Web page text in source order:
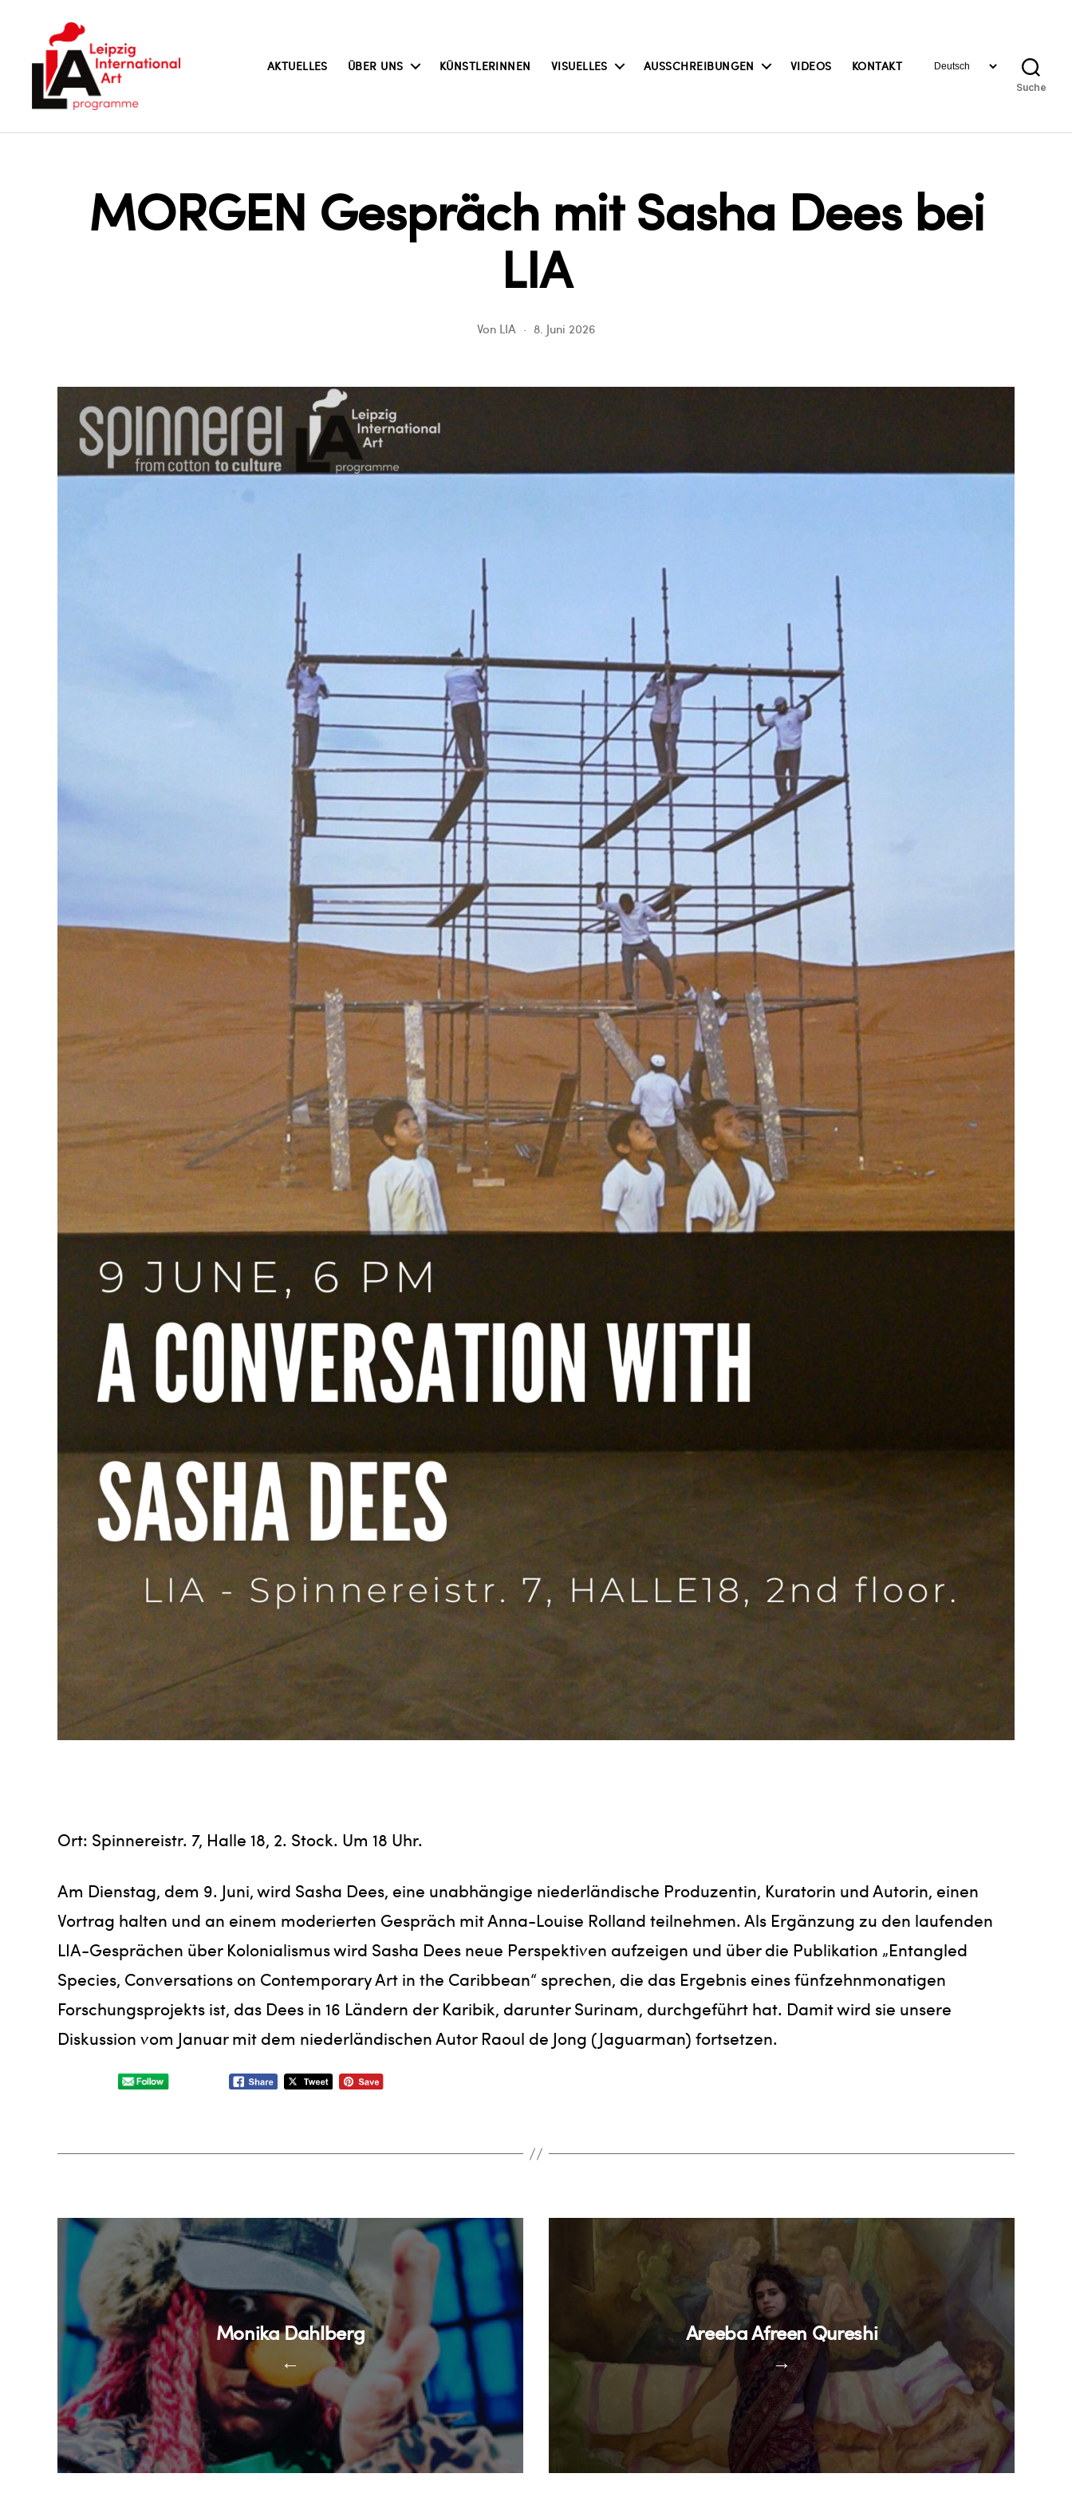
AKTUELLES ÜBER UNS KÜNSTLERINNEN VISUELLES AUSSCHREIBUNGEN VIDEOS KONTAKTSprache
Suche
MORGEN Gespräch mit Sasha Dees bei
LIA
Von LIA 8. Juni 2026
Ort: Spinnereistr. 7, Halle 18, 2. Stock. Um 18 Uhr.
Am Dienstag, dem 9. Juni, wird Sasha Dees, eine unabhängige niederländische Produzentin, Kuratorin und Autorin, einen
Vortrag halten und an einem moderierten Gespräch mit Anna-Louise Rolland teilnehmen. Als Ergänzung zu den laufenden
LIA-Gesprächen über Kolonialismus wird Sasha Dees neue Perspektiven aufzeigen und über die Publikation „Entangled
Species, Conversations on Contemporary Art in the Caribbean“ sprechen, die das Ergebnis eines fünfzehnmonatigen
Forschungsprojekts ist, das Dees in 16 Ländern der Karibik, darunter Surinam, durchgeführt hat. Damit wird sie unsere
Diskussion vom Januar mit dem niederländischen Autor Raoul de Jong (Jaguarman) fortsetzen.
←
Monika Dahlberg
→
Areeba Afreen Qureshi